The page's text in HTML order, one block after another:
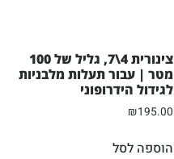
צינורית 4\7, גליל של 100
מטר | עבור תעלות מלבניות
לגידול הידרופוני
₪195.00
הוספה לסל